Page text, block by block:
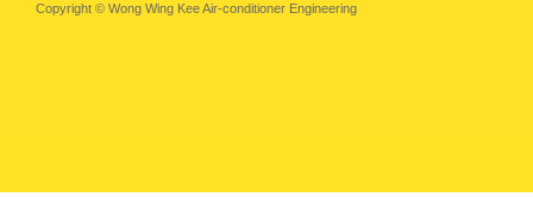
Copyright © Wong Wing Kee Air-conditioner Engineering